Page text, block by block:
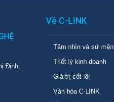
Định,
Về C-LINK
Tầm nhìn và sứ
Triết lý kinh doanh
Giá trị cốt lõi
Văn hóa C-LINK